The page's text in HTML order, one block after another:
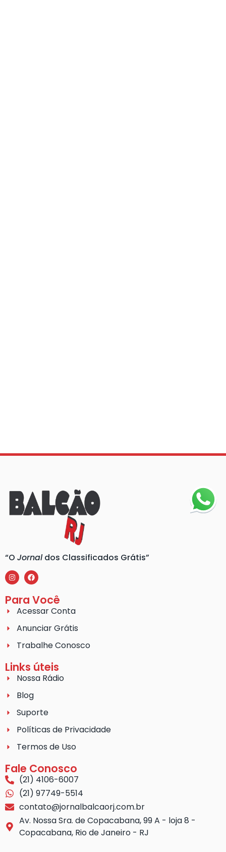
“O Jornaldos Classificados Grátis”
Para Você
Acessar Conta
Anunciar Grátis
Trabalhe Conosco
Links úteis
Nossa Rádio
Blog
Suporte
Políticas de Privacidade
Termos de Uso
Fale Conosco
(21) 4106-6007
(21) 97749-5514
contato@jornalbalcaorj.com.br
Av. Nossa Sra. de Copacabana, 99 A - loja 8 -
Copacabana, Rio de Janeiro - RJ